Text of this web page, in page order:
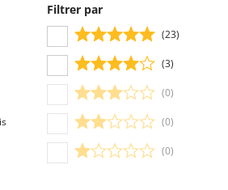
Filtrer par
(23)
(3)
(0)
(0)
(0)